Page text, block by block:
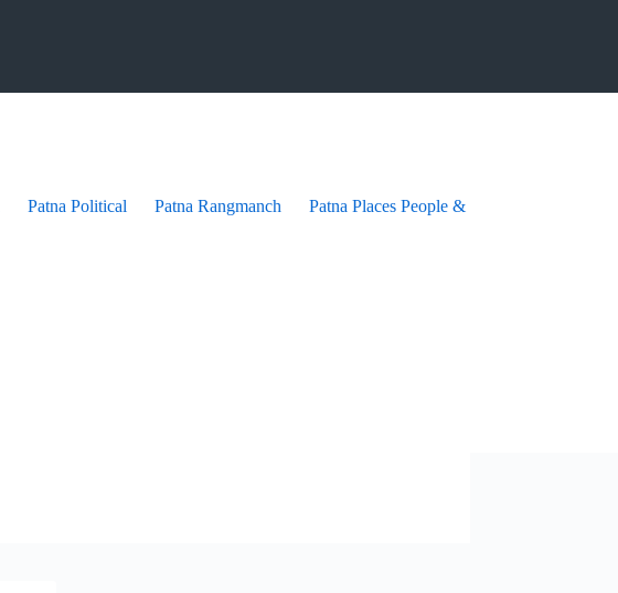
Patna Political Patna Rangmanch Patna Places People & festives